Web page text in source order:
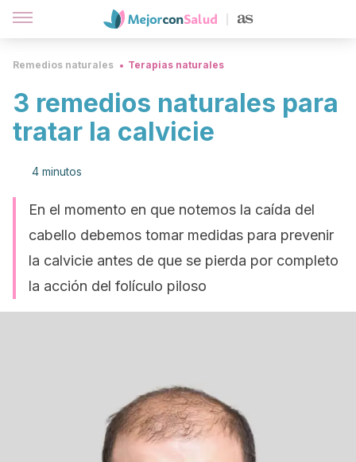
Remedios naturales Terapias naturales
3 remedios naturales para
tratar la calvicie
4 minutos
En el momento en que notemos la caída del
cabello debemos tomar medidas para prevenir
la calvicie antes de que se pierda por completo
la acción del folículo piloso